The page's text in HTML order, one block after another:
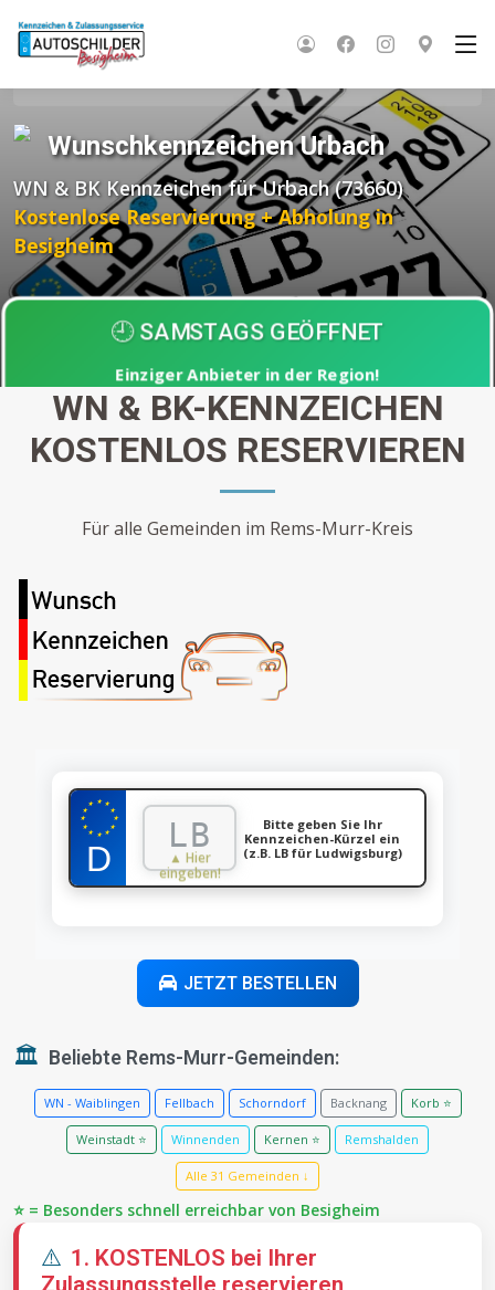
Startseite
Wunschkennzeichen BW
Rems-Murr-Kreis
Wunschkennzeichen Urbach
WN & BK Kennzeichen für Urbach (73660)
Kostenlose Reservierung + Abholung in
Besigheim
🕘 SAMSTAGS GEÖFFNET
Einziger Anbieter in der Region!
Abholung nach 30 Minuten
WN & BK-KENNZEICHEN
KOSTENLOS RESERVIEREN
Für alle Gemeinden im Rems-Murr-Kreis
★ ★
★
★
★
★
★
★
★
★
★
★
▲ Hier
eingeben!
Bitte geben Sie Ihr
Kennzeichen-Kürzel ein
(z.B. LB für Ludwigsburg)
JETZT BESTELLEN
🏛️ Beliebte Rems-Murr-Gemeinden:
WN - Waiblingen Fellbach Schorndorf Backnang Korb ⭐
Weinstadt ⭐ Winnenden Kernen ⭐ Remshalden
Alle 31 Gemeinden ↓
⭐ = Besonders schnell erreichbar von Besigheim
⚠️ 1. KOSTENLOS bei Ihrer
Zulassungsstelle reservieren